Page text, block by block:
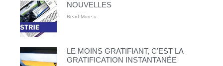
NOUVELLES
Read More »
LE MOINS GRATIFIANT, C’EST LA
GRATIFICATION INSTANTANÉE